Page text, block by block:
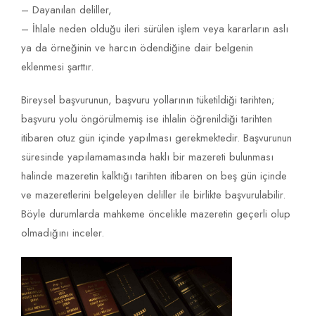
– Dayanılan deliller,
– İhlale neden olduğu ileri sürülen işlem veya kararların aslı
ya da örneğinin ve harcın ödendiğine dair belgenin
eklenmesi şarttır.
Bireysel başvurunun, başvuru yollarının tüketildiği tarihten;
başvuru yolu öngörülmemiş ise ihlalin öğrenildiği tarihten
itibaren otuz gün içinde yapılması gerekmektedir. Başvurunun
süresinde yapılamamasında haklı bir mazereti bulunması
halinde mazeretin kalktığı tarihten itibaren on beş gün içinde
ve mazeretlerini belgeleyen deliller ile birlikte başvurulabilir.
Böyle durumlarda mahkeme öncelikle mazeretin geçerli olup
olmadığını inceler.